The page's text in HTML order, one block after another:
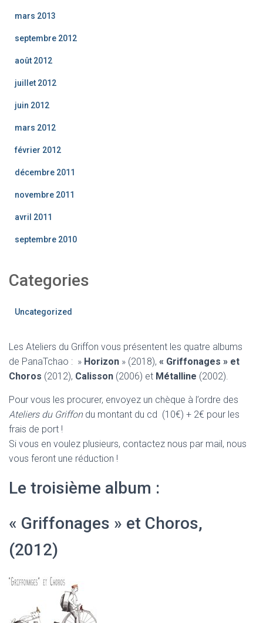
mars 2013
septembre 2012
août 2012
juillet 2012
juin 2012
mars 2012
février 2012
décembre 2011
novembre 2011
avril 2011
septembre 2010
Categories
Uncategorized
Les Ateliers du Griffon vous présentent les quatre albums
de PanaTchao : » Horizon » (2018), « Griffonages » et
Choros (2012), Calisson (2006) et Métalline (2002).
Pour vous les procurer, envoyez un chèque à l’ordre des
Ateliers du Griffondu montant du cd (10€) + 2€ pour les
frais de port !
Si vous en voulez plusieurs, contactez nous par mail, nous
vous feront une réduction !
Le troisième album :
« Griffonages » et Choros,
(2012)